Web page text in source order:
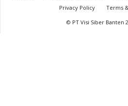
Privacy Policy
Terms
© PT Visi Siber Banten